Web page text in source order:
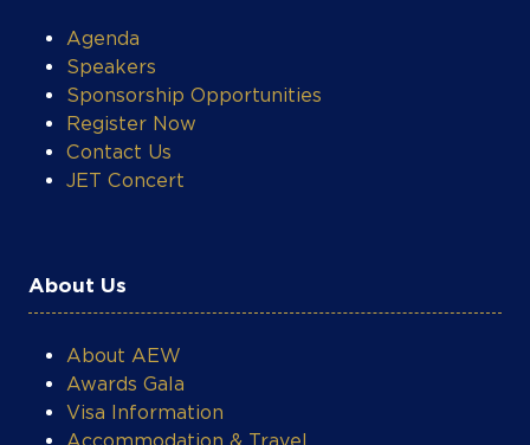
Agenda
Speakers
Sponsorship Opportunities
Register Now
Contact Us
JET Concert
About Us
About AEW
Awards Gala
Visa Information
Accommodation & Travel